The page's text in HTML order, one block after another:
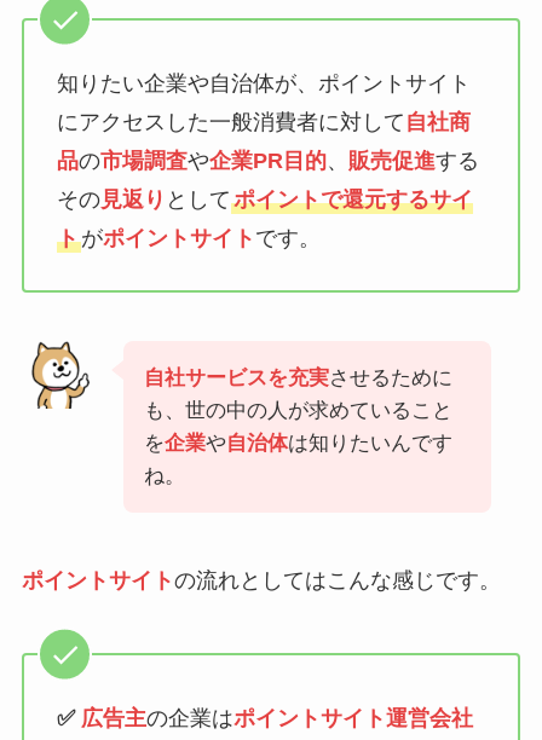
知りたい企業や自治体が、ポイントサイト
にアクセスした一般消費者に対して 自社商
品の市場調査や企業PR目的、 販売促進する
その見返り としてポイントで還元するサイ
トがポイントサイト です。
自社サービスを充実させるために
も、世の中の人が求めていること
を企業や自治体は知りたいんです
ね。
ポイントサイトの流れとしてはこんな感じです。
✅ 広告主の企業はポイントサイト運営会社